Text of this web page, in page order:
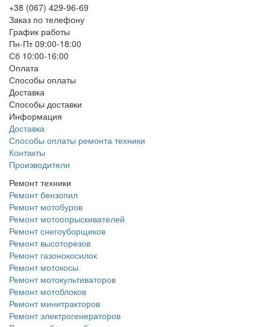
+38 (067) 429-96-69
Заказ по телефону
График работы
Пн-Пт 09:00-18:00
Сб 10:00-16:00
Оплата
Способы оплаты
Доставка
Способы доставки
Информация
Доставка
Способы оплаты ремонта техники
Контакты
Производители
Ремонт техники
Ремонт бензопил
Ремонт мотобуров
Ремонт мотоопрыскивателей
Ремонт снегоуборщиков
Ремонт высоторезов
Ремонт газонокосилок
Ремонт мотокосы
Ремонт мотокультиваторов
Ремонт мотоблоков
Ремонт минитракторов
Ремонт электрогенераторов